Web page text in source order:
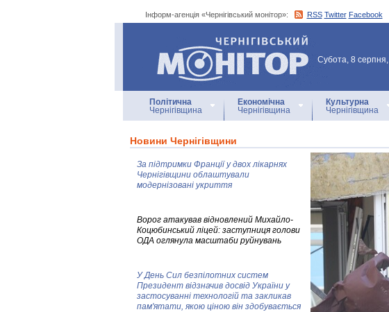
Інформ-агенція «Чернігівський монітор»: RSS Twitter Facebook
Інформ-агенція
«Чернігівський монітор»
Субота, 8 серпня,
Політична
Чернігівщина
Економічна
Чернігівщина
Культурна
Чернігівщина
Новини Чернігівщини
За підтримки Франції у двох лікарнях
Чернігівщини облаштували
модернізовані укриття
Ворог атакував відновлений Михайло-
Коцюбинський ліцей: заступниця голови
ОДА оглянула масштаби руйнувань
У День Сил безпілотних систем
Президент відзначив досвід України у
застосуванні технологій та закликав
пам'ятати, якою ціною він здобувається